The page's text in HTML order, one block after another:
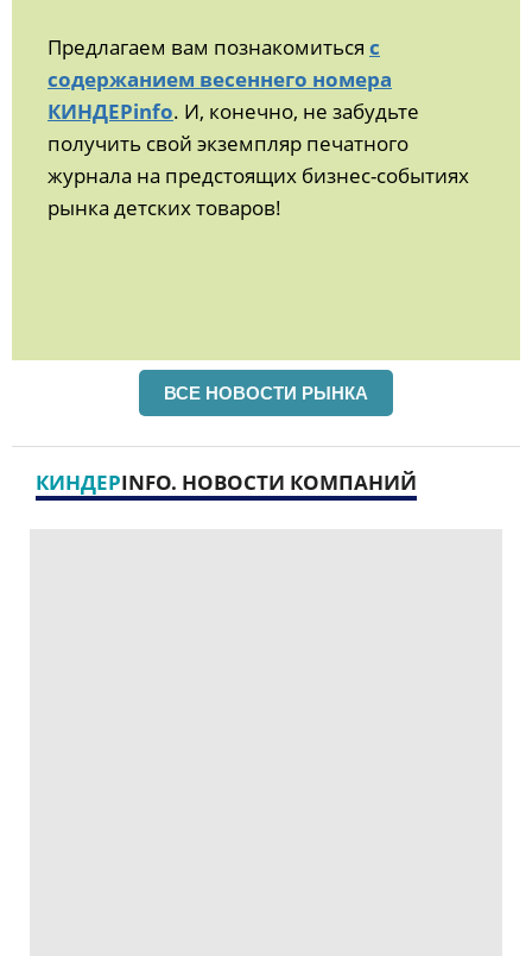
Предлагаем вам познакомиться с
содержанием весеннего номера
КИНДЕРinfo. И, конечно, не забудьте
получить свой экземпляр печатного
журнала на предстоящих бизнес-событиях
рынка детских товаров!
ВСЕ НОВОСТИ РЫНКА
КИНДЕРINFO. НОВОСТИ КОМПАНИЙ